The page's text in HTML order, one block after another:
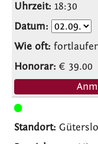
18:30
€ 39.00